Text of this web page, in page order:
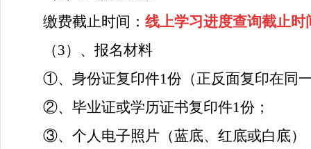
缴费截止时间：线上学习进度查询截止时
（3）、报名材料
①、身份证复印件1份（正反面复印在同
②、毕业证或学历证书复印件1份；
③、个人电子照片（蓝底、红底或白底）